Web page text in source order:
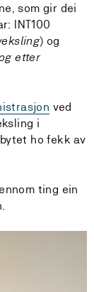
som gir dei
INT100
) og
etter
ved
i
ho fekk av
ting ein